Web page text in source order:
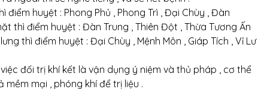
điểm huyệt : Phong Phủ , Phong Trì , Đại Chùy , Đàn
thì điểm huyệt : Đàn Trung , Thiên Đột , Thừa Tương Ấn
thì điểm huyệt : Đại Chùy , Mệnh Môn , Giáp Tích , Vỉ Lư
đối trị khí kết là vận dụng ý niệm và thủ pháp , cơ thể
mềm mại , phóng khí để trị liệu .